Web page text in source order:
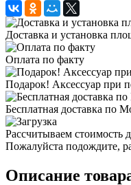
Доставка и установка
Оплата по факту
Подарок! Аксессуар при
Бесплатная доставка по
Рассчитываем стоимость
Пожалуйста подождите,
Описание